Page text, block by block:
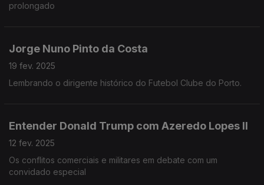
prolongado
Jorge Nuno Pinto da Costa
19 fev. 2025
Lembrando o dirigente histórico do Futebol Clube do Porto.
Entender Donald Trump com Azeredo Lopes II
12 fev. 2025
Os conflitos comerciais e militares em debate com um
convidado especial